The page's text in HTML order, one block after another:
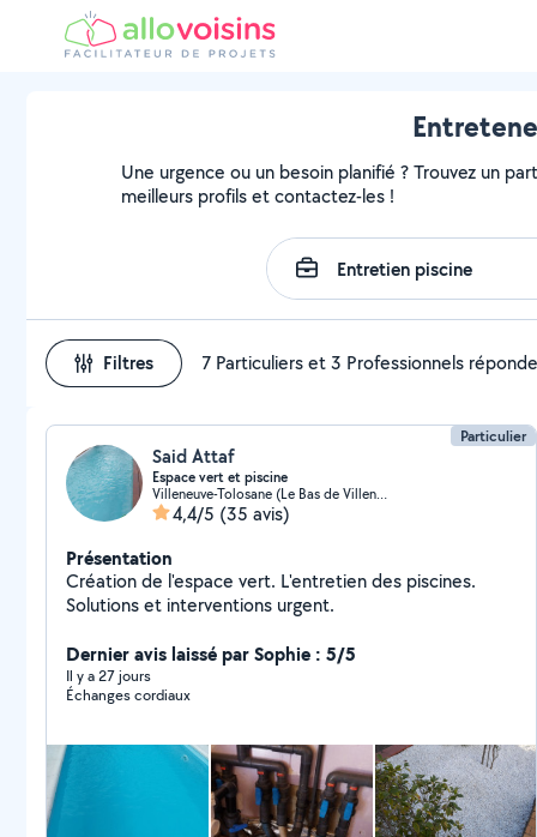
Une urgence ou un besoin planifié ? Trouvez un
meilleurs profils et contactez-les !
Filtres 7 Particuliers et 3 Professionnels
Particulier
Said Attaf
Espace vert et piscine
Villeneuve-Tolosane (Le Bas de Villeneuve-Tolosane)
4,4/5 (35 avis)
Présentation
Création de l'espace vert. L'entretien des piscines.
Solutions et interventions urgent.
Dernier avis laissé par Sophie : 5/5
Il y a 27 jours
Échanges cordiaux